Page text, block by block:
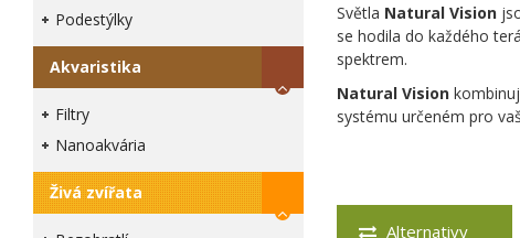
Podestýlky
Akvaristika
Filtry
Nanoakvária
Živá zvířata
Světla Natural Vision
se hodila do každého
spektrem.
Natural Vision
systému určeném pro
Alternativy